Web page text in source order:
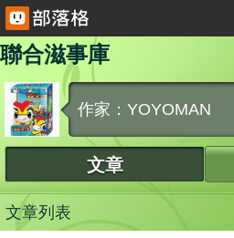
聯合滋事庫
作家：YOYOMAN
文章
文章列表